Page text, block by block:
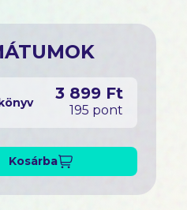
3 899 Ft
195 pont
Kosárba